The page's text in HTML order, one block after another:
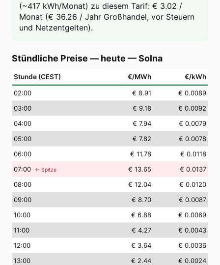
(~417 kWh/Monat) zu diesem Tarif: € 3.02 /
Monat (€ 36.26 / Jahr Großhandel, vor Steuern
und Netzentgelten).
Stündliche Preise — heute —Solna
Stunde (CEST) €/MWh €/kWh
02:00 € 8.91
€ 0.0089
03:00 € 9.18
€ 0.0092
04:00 € 7.94
€ 0.0079
05:00 € 7.82
€ 0.0078
06:00 € 11.78
€ 0.0118
07:00 ← Spitze € 13.65
€ 0.0137
08:00 € 12.04
€ 0.0120
09:00 € 8.70
€ 0.0087
10:00 € 6.88
€ 0.0069
11:00 € 4.27
€ 0.0043
12:00 € 3.64
€ 0.0036
13:00 € 2.44
€ 0.0024